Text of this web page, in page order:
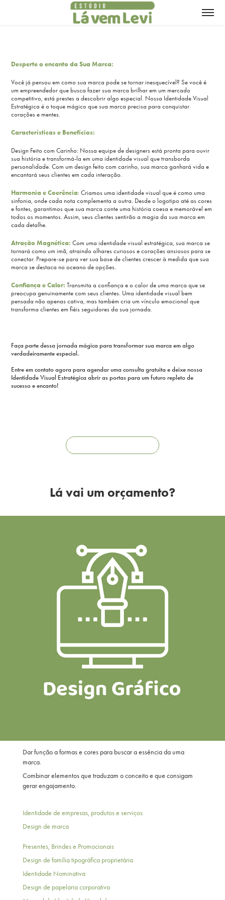
Desperte o encanto da Sua Marca:
Você já pensou em como sua marca pode se tornar inesquecível? Se você é
um empreendedor que busca fazer sua marca brilhar em um mercado
competitivo, está prestes a descobrir algo especial. Nossa Identidade Visual
Estratégica é o toque mágico que sua marca precisa para conquistar
corações e mentes.
Características e Benefícios:
Design Feito com Carinho: Nossa equipe de designers está pronta para ouvir
sua história e transformá-la em uma identidade visual que transborda
personalidade. Com um design feito com carinho, sua marca ganhará vida e
encantará seus clientes em cada interação.
Harmonia e Coerência: Criamos uma identidade visual que é como uma
sinfonia, onde cada nota complementa a outra. Desde o logotipo até as cores
e fontes, garantimos que sua marca conte uma história coesa e memorável em
todos os momentos. Assim, seus clientes sentirão a magia da sua marca em
cada detalhe.
Atração Magnética: Com uma identidade visual estratégica, sua marca se
tornará como um imã, atraindo olhares curiosos e corações ansiosos para se
conectar. Prepare-se para ver sua base de clientes crescer à medida que sua
marca se destaca no oceano de opções.
Confiança e Calor: Transmita a confiança e o calor de uma marca que se
preocupa genuinamente com seus clientes. Uma identidade visual bem
pensada não apenas cativa, mas também cria um vínculo emocional que
transforma clientes em fiéis seguidores da sua jornada.
Faça parte dessa jornada mágica para transformar sua marca em algo
verdadeiramente especial.
Entre em contato agora para agendar uma consulta gratuita e deixe nossa
Identidade Visual Estratégica abrir as portas para um futuro repleto de
sucesso e encanto!
Lá vai um orçamento?
Dar função a formas e cores para buscar a essência da uma
marca.
Combinar elementos que traduzam o conceito e que consigam
gerar engajamento.
Identidade de empresas, produtos e serviços
Design de marca
Presentes, Brindes e Promocionais
Design de família tipográfica proprietária
Identidade Nominativa
Design de papelaria corporativa